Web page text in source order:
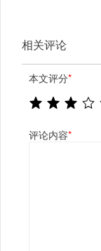
相关评论
本文评分*
评论内容*